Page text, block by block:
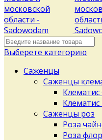
Выберете категорию
Саженцы
Саженцы
Клематис
Саженцы роз
Роза
Роза